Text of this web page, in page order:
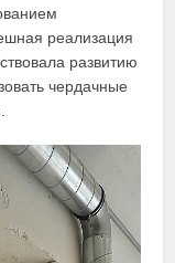
реализация
развитию
чердачные